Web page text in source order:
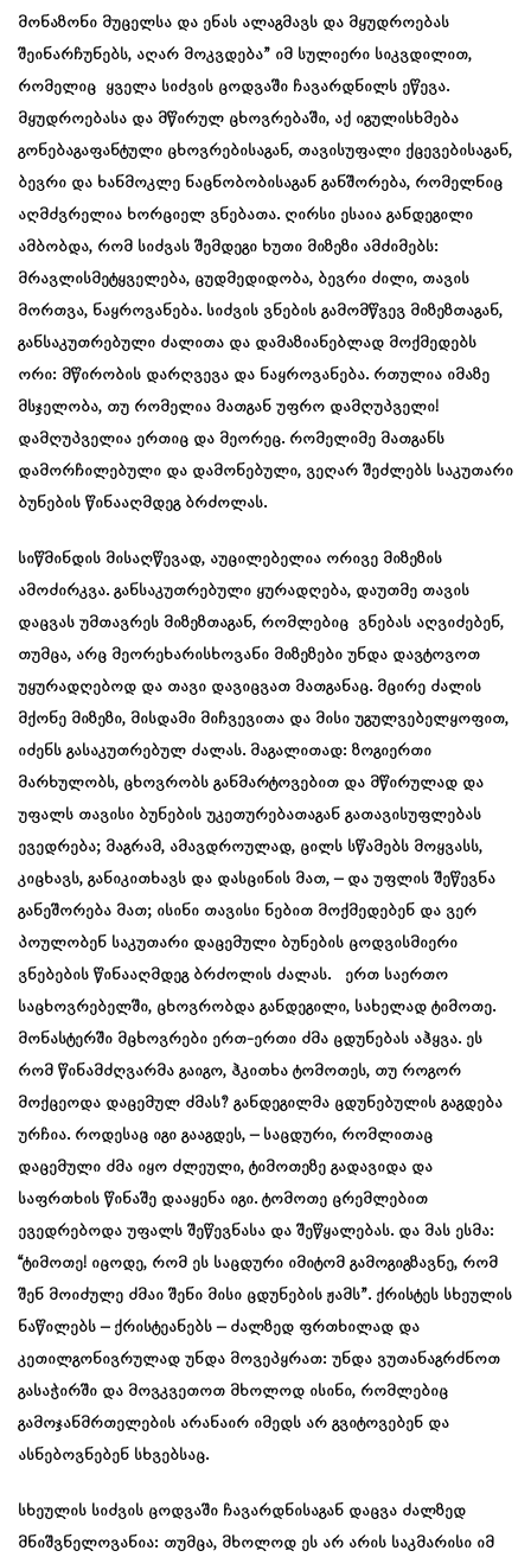
მონაზონი მუცელსა და ენას ალაგმავს და მყუდროებას
შეინარჩუნებს, აღარ მოკვდება” იმ სულიერი სიკვდილით,
რომელიც ყველა სიძვის ცოდვაში ჩავარდნილს ეწევა.
მყუდროებასა და მწირულ ცხოვრებაში, აქ იგულისხმება
გონებაგაფანტული ცხოვრებისაგან, თავისუფალი ქცევებისაგან,
ბევრი და ხანმოკლე ნაცნობობისაგან განშორება, რომელნიც
აღმძვრელია ხორციელ ვნებათა. ღირსი ესაია განდეგილი
ამბობდა, რომ სიძვას შემდეგი ხუთი მიზეზი ამძიმებს:
მრავლისმეტყველება, ცუდმედიდობა, ბევრი ძილი, თავის
მორთვა, ნაყროვანება. სიძვის ვნების გამომწვევ მიზეზთაგან,
განსაკუთრებული ძალითა და დამაზიანებლად მოქმედებს
ორი: მწირობის დარღვევა და ნაყროვანება. რთულია იმაზე
მსჯელობა, თუ რომელია მათგან უფრო დამღუპველი!
დამღუპველია ერთიც და მეორეც. რომელიმე მათგანს
დამორჩილებული და დამონებული, ვეღარ შეძლებს საკუთარი
ბუნების წინააღმდეგ ბრძოლას.
სიწმინდის მისაღწევად, აუცილებელია ორივე მიზეზის
ამოძირკვა. განსაკუთრებული ყურადღება, დაუთმე თავის
დაცვას უმთავრეს მიზეზთაგან, რომლებიც ვნებას აღვიძებენ,
თუმცა, არც მეორეხარისხოვანი მიზეზები უნდა დავტოვოთ
უყურადღებოდ და თავი დავიცვათ მათგანაც. მცირე ძალის
მქონე მიზეზი, მისდამი მიჩვევითა და მისი უგულვებელყოფით,
იძენს გასაკუთრებულ ძალას. მაგალითად: ზოგიერთი
მარხულობს, ცხოვრობს განმარტოვებით და მწირულად და
უფალს თავისი ბუნების უკეთურებათაგან გათავისუფლებას
ევედრება; მაგრამ, ამავდროულად, ცილს სწამებს მოყვასს,
კიცხავს, განიკითხავს და დასცინის მათ, – და უფლის შეწევნა
განეშორება მათ; ისინი თავისი ნებით მოქმედებენ და ვერ
პოულობენ საკუთარი დაცემული ბუნების ცოდვისმიერი
ვნებების წინააღმდეგ ბრძოლის ძალას. ერთ საერთო
საცხოვრებელში, ცხოვრობდა განდეგილი, სახელად ტიმოთე.
მონასტერში მცხოვრები ერთ-ერთი ძმა ცდუნებას აჰყვა. ეს
რომ წინამძღვარმა გაიგო, ჰკითხა ტომოთეს, თუ როგორ
მოქცეოდა დაცემულ ძმას? განდეგილმა ცდუნებულის გაგდება
ურჩია. როდესაც იგი გააგდეს, – საცდური, რომლითაც
დაცემული ძმა იყო ძლეული, ტიმოთეზე გადავიდა და
საფრთხის წინაშე დააყენა იგი. ტომოთე ცრემლებით
ევედრებოდა უფალს შეწევნასა და შეწყალებას. და მას ესმა:
“ტიმოთე! იცოდე, რომ ეს საცდური იმიტომ გამოგიგზავნე, რომ
შენ მოიძულე ძმაი შენი მისი ცდუნების ჟამს”. ქრისტეს სხეულის
ნაწილებს – ქრისტეანებს – ძალზედ ფრთხილად და
კეთილგონივრულად უნდა მოვეპყრათ: უნდა ვუთანაგრძნოთ
გასაჭირში და მოვკვეთოთ მხოლოდ ისინი, რომლებიც
გამოჯანმრთელების არანაირ იმედს არ გვიტოვებენ და
ასნებოვნებენ სხვებსაც.
სხეულის სიძვის ცოდვაში ჩავარდნისაგან დაცვა ძალზედ
მნიშვნელოვანია: თუმცა, მხოლოდ ეს არ არის საკმარისი იმ